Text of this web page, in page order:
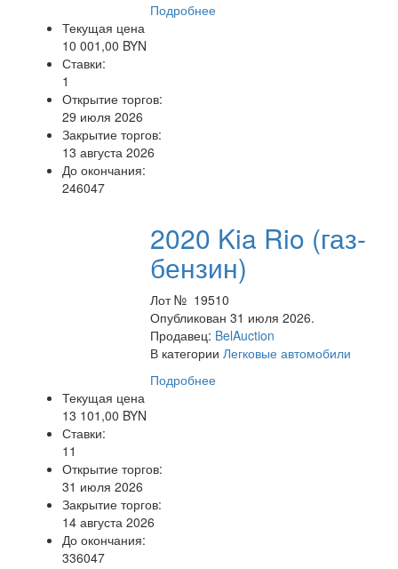
Подробнее
Текущая цена
10 001,00 BYN
Ставки:
1
Открытие торгов:
29 июля 2026
Закрытие торгов:
13 августа 2026
До окончания:
246047
2020 Kia Rio (газ-
бензин)
Лот № 19510
Опубликован 31 июля 2026.
Продавец: BelAuction
В категорииЛегковые автомобили
Подробнее
Текущая цена
13 101,00 BYN
Ставки:
11
Открытие торгов:
31 июля 2026
Закрытие торгов:
14 августа 2026
До окончания:
336047